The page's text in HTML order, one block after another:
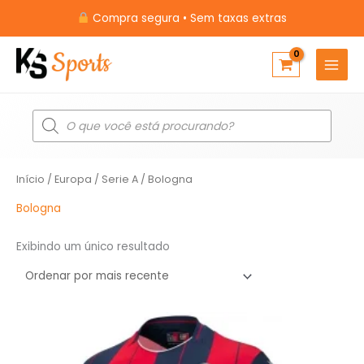
conteúdo
Compra segura • Sem taxas extras
Pesquisar
produtos
Início / Europa / Serie A / Bologna
Bologna
Exibindo um único resultado
era:
preço
atual
é: